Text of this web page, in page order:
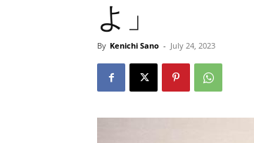
よ」
By Kenichi Sano - July 24, 2023